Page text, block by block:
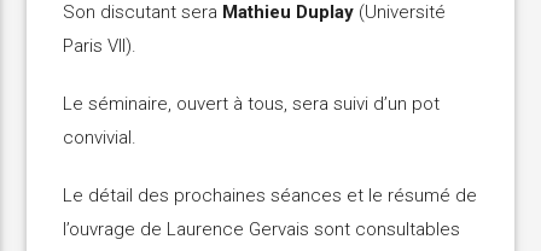
Son discutant sera Mathieu Duplay (Université
Paris VII).
Le séminaire, ouvert à tous, sera suivi d’un pot
convivial.
Le détail des prochaines séances et le résumé de
l’ouvrage de Laurence Gervais sont consultables